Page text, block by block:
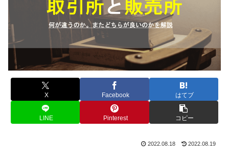
X Facebook はてブ
LINE Pinterest コピー
2022.08.18 2022.08.19